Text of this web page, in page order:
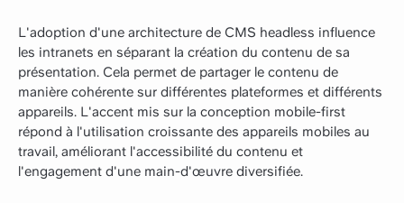
L'adoption d'une architecture de CMS headless influence
les intranets en séparant la création du contenu de sa
présentation. Cela permet de partager le contenu de
manière cohérente sur différentes plateformes et différents
appareils. L'accent mis sur la conception mobile-first
répond à l'utilisation croissante des appareils mobiles au
travail, améliorant l'accessibilité du contenu et
l'engagement d'une main-d'œuvre diversifiée.